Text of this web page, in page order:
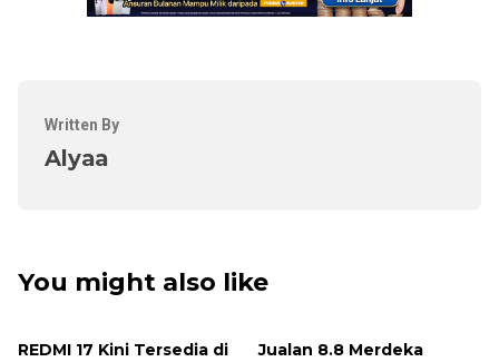
Written By
Alyaa
You might also like
REDMI 17 Kini Tersedia di
Jualan 8.8 Merdeka